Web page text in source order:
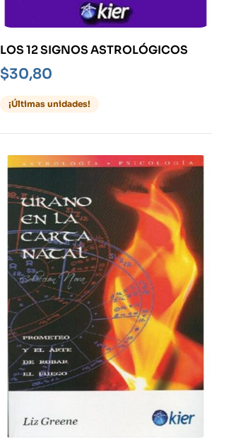
LOS 12 SIGNOS ASTROLÓGICOS
$30,80
¡Últimas unidades!